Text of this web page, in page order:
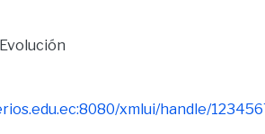
Evolución
xmlui/handle/